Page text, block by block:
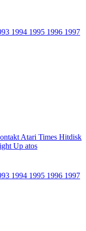
1994 1995 1996 1997
Atari Times Hitdisk
Up atos
1994 1995 1996 1997